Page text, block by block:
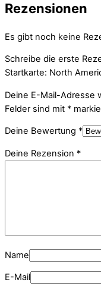
Rezensionen
Es gibt noch keine
Schreibe die erste
Startkarte: North
Deine E-Mail-Adresse
Felder sind mit *
Deine Bewertung *
Deine Rezension *
Name
E-Mail